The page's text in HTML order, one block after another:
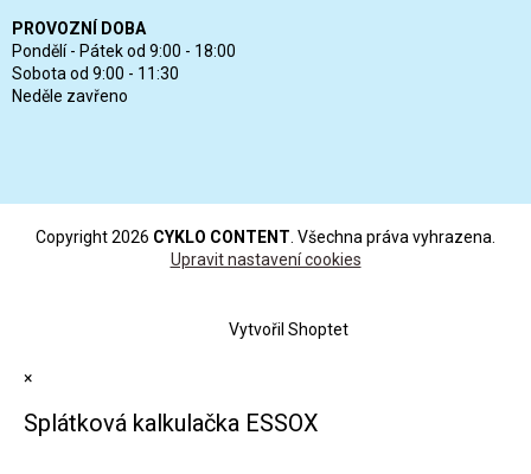
PROVOZNÍ DOBA
Pondělí - Pátek od 9:00 - 18:00
Sobota od 9:00 - 11:30
Neděle zavřeno
Vytvořil Shoptet
Copyright 2026 CYKLO CONTENT . Všechna práva vyhrazena.
Upravit nastavení cookies
×
Splátková kalkulačka ESSOX